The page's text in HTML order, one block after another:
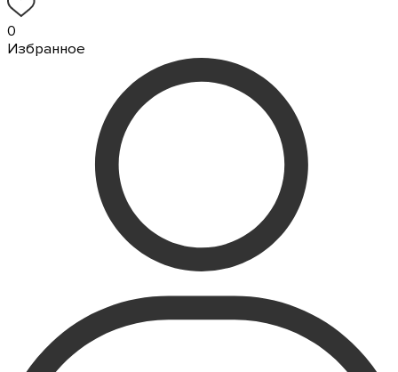
0
Избранное